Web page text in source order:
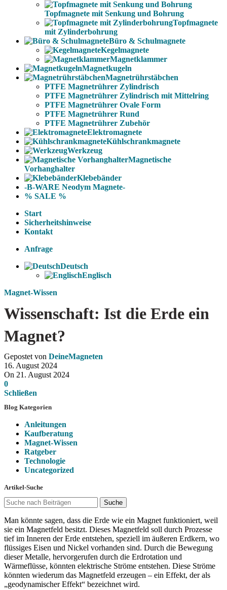
Topfmagnete mit Senkung und Bohrung
Topfmagnete
mit Zylinderbohrung
Büro & Schulmagnete
Kegelmagnete
Magnetklammer
Magnetkugeln
Magnetrührstäbchen
PTFE Magnetrührer Zylindrisch
PTFE Magnetrührer Zylindrisch mit Mittelring
PTFE Magnetrührer Ovale Form
PTFE Magnetrührer Rund
PTFE Magnetrührer Zubehör
Elektromagnete
Kühlschrankmagnete
Werkzeug
Magnetische
Vorhanghalter
Klebebänder
-B-WARE Neodym Magnete-
% SALE %
Start
Sicherheitshinweise
Kontakt
Anfrage
Deutsch
Englisch
Magnet-Wissen
Wissenschaft: Ist die Erde ein
Magnet?
Gepostet von DeineMagneten
16. August 2024
On 21. August 2024
0
Schließen
Blog Kategorien
Anleitungen
Kaufberatung
Magnet-Wissen
Ratgeber
Technologie
Uncategorized
Artikel-Suche
Suche
Man könnte sagen, dass die Erde wie ein Magnet funktioniert, weil
sie ein Magnetfeld besitzt. Dieses Magnetfeld soll durch Prozesse
tief im Inneren der Erde entstehen, speziell im äußeren Erdkern, wo
flüssiges Eisen und Nickel vorhanden sind. Durch die Bewegung
dieser Metalle, hervorgerufen durch die Erdrotation und
Wärmeflüsse, könnten elektrische Ströme entstehen. Diese Ströme
könnten wiederum das Magnetfeld erzeugen – ein Effekt, der als
„geodynamischer Effekt“ bezeichnet wird.